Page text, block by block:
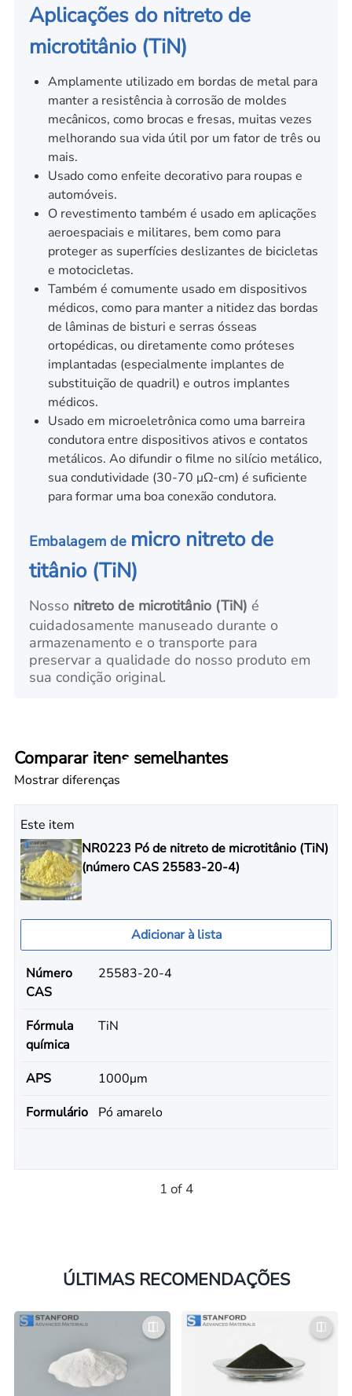
Aplicações do nitreto de
microtitânio (TiN)
Amplamente utilizado em bordas de metal para
manter a resistência à corrosão de moldes
mecânicos, como brocas e fresas, muitas vezes
melhorando sua vida útil por um fator de três ou
mais.
Usado como enfeite decorativo para roupas e
automóveis.
O revestimento também é usado em aplicações
aeroespaciais e militares, bem como para
proteger as superfícies deslizantes de bicicletas
e motocicletas.
Também é comumente usado em dispositivos
médicos, como para manter a nitidez das bordas
de lâminas de bisturi e serras ósseas
ortopédicas, ou diretamente como próteses
implantadas (especialmente implantes de
substituição de quadril) e outros implantes
médicos.
Usado em microeletrônica como uma barreira
condutora entre dispositivos ativos e contatos
metálicos. Ao difundir o filme no silício metálico,
sua condutividade (30-70 μΩ-cm) é suficiente
para formar uma boa conexão condutora.
Embalagem de micro nitreto de
titânio (TiN)
Nosso nitreto de microtitânio (TiN) é
cuidadosamente manuseado durante o
armazenamento e o transporte para
preservar a qualidade do nosso produto em
sua condição original.
Comparar itens semelhantes
Mostrar diferenças
Este item
NR0223 Pó de nitreto de microtitânio (TiN)
(número CAS 25583-20-4)
Adicionar à lista
Número
CAS
25583-20-4
Fórmula
química
TiN
APS
1000μm
Formulário
Pó amarelo
1 of 4
ÚLTIMAS RECOMENDAÇÕES